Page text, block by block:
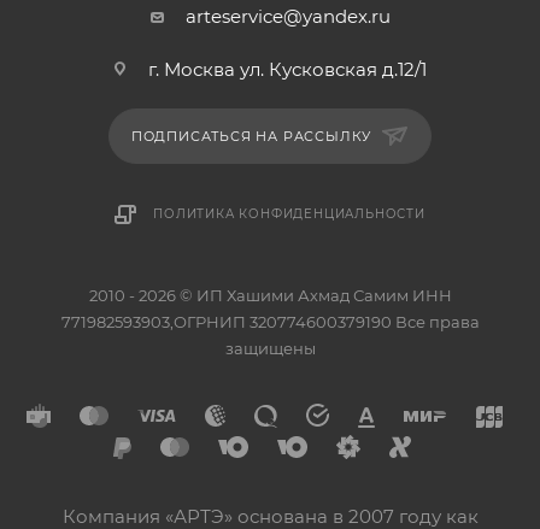
arteservice@yandex.ru
г. Москва ул. Кусковская д.12/1
ПОДПИСАТЬСЯ НА РАССЫЛКУ
ПОЛИТИКА КОНФИДЕНЦИАЛЬНОСТИ
2010 - 2026 © ИП Хашими Ахмад Самим ИНН
771982593903,ОГРНИП 320774600379190 Все права
защищены
Компания «АРТЭ» основана в 2007 году как